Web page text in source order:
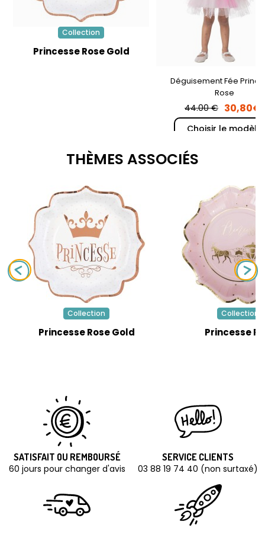
Collection
Princesse Rose Gold
Déguisement Fée
Rose
44.00 € 30,80€
Choisir le modèle
THÈMES ASSOCIÉS
Collection
Princesse Rose Gold
Collection
Princesse
SATISFAIT OU REMBOURSÉ
60 jours pour changer d'avis
SERVICE CLIENTS
03 88 19 74 40 (non surtaxé)